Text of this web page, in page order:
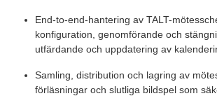
End-to-end-hantering av TALT-
konfiguration, genomförande och
utfärdande och uppdatering av
Samling, distribution och lagring av
förläsningar och slutliga bildspel som